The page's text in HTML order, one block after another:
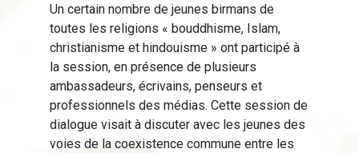
Un certain nombre de jeunes birmans de
toutes les religions « bouddhisme, Islam,
christianisme et hindouisme » ont participé à
la session, en présence de plusieurs
ambassadeurs, écrivains, penseurs et
professionnels des médias. Cette session de
dialogue visait à discuter avec les jeunes des
voies de la coexistence commune entre les